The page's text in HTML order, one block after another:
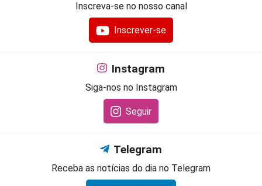
Inscreva-se no nosso canal
Inscrever-se
Instagram
Siga-nos no Instagram
Seguir
Telegram
Receba as notícias do dia no Telegram